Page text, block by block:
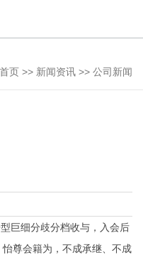
首页 >> 新闻资讯 >> 公司新闻
巨细分歧分档收与，入会后
尊会籍为，不成承继、不成